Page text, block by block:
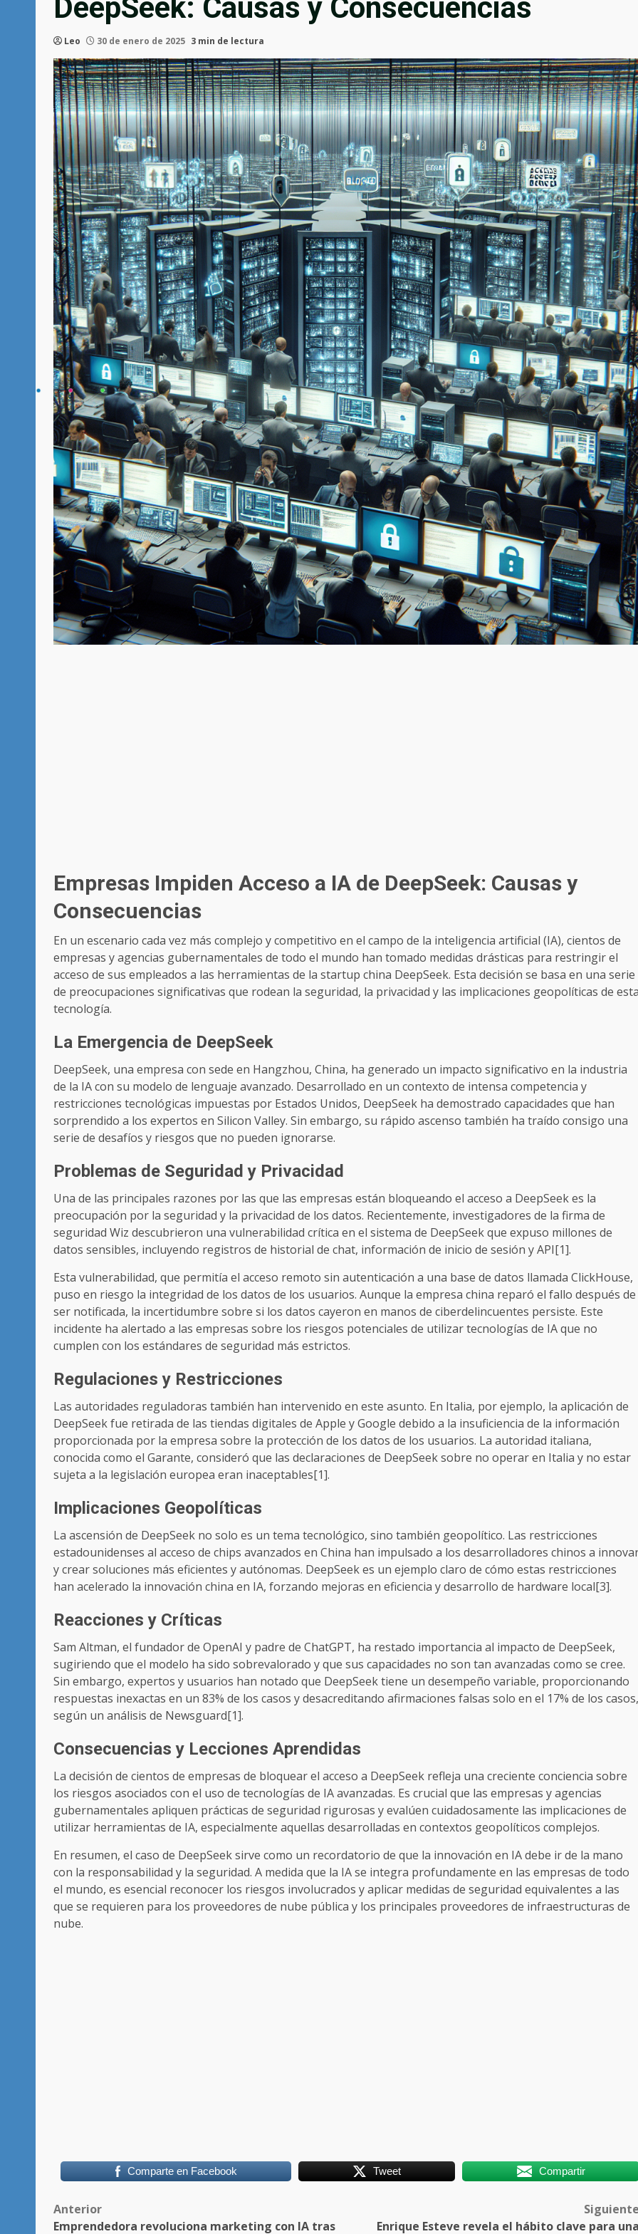
DeepSeek: Causas y Consecuencias
Leo 30 de enero de 2025 3 min de lectura
Empresas Impiden Acceso a IA de DeepSeek: Causas y
Consecuencias
En un escenario cada vez más complejo y competitivo en el campo de la inteligencia artificial (IA), cientos de
empresas y agencias gubernamentales de todo el mundo han tomado medidas drásticas para restringir el
acceso de sus empleados a las herramientas de la startup china DeepSeek. Esta decisión se basa en una serie
de preocupaciones significativas que rodean la seguridad, la privacidad y las implicaciones geopolíticas de
tecnología.
La Emergencia de DeepSeek
DeepSeek, una empresa con sede en Hangzhou, China, ha generado un impacto significativo en la industria
de la IA con su modelo de lenguaje avanzado. Desarrollado en un contexto de intensa competencia y
restricciones tecnológicas impuestas por Estados Unidos, DeepSeek ha demostrado capacidades que han
sorprendido a los expertos en Silicon Valley. Sin embargo, su rápido ascenso también ha traído consigo una
serie de desafíos y riesgos que no pueden ignorarse.
Problemas de Seguridad y Privacidad
Una de las principales razones por las que las empresas están bloqueando el acceso a DeepSeek es la
preocupación por la seguridad y la privacidad de los datos. Recientemente, investigadores de la firma de
seguridad Wiz descubrieron una vulnerabilidad crítica en el sistema de DeepSeek que expuso millones de
datos sensibles, incluyendo registros de historial de chat, información de inicio de sesión y API[1].
Esta vulnerabilidad, que permitía el acceso remoto sin autenticación a una base de datos llamada ClickHouse,
puso en riesgo la integridad de los datos de los usuarios. Aunque la empresa china reparó el fallo después de
ser notificada, la incertidumbre sobre si los datos cayeron en manos de ciberdelincuentes persiste. Este
incidente ha alertado a las empresas sobre los riesgos potenciales de utilizar tecnologías de IA que no
cumplen con los estándares de seguridad más estrictos.
Regulaciones y Restricciones
Las autoridades reguladoras también han intervenido en este asunto. En Italia, por ejemplo, la aplicación de
DeepSeek fue retirada de las tiendas digitales de Apple y Google debido a la insuficiencia de la información
proporcionada por la empresa sobre la protección de los datos de los usuarios. La autoridad italiana,
conocida como el Garante, consideró que las declaraciones de DeepSeek sobre no operar en Italia y no estar
sujeta a la legislación europea eran inaceptables[1].
Implicaciones Geopolíticas
La ascensión de DeepSeek no solo es un tema tecnológico, sino también geopolítico. Las restricciones
estadounidenses al acceso de chips avanzados en China han impulsado a los desarrolladores chinos a
y crear soluciones más eficientes y autónomas. DeepSeek es un ejemplo claro de cómo estas restricciones
han acelerado la innovación china en IA, forzando mejoras en eficiencia y desarrollo de hardware local[3].
Reacciones y Críticas
Sam Altman, el fundador de OpenAI y padre de ChatGPT, ha restado importancia al impacto de DeepSeek,
sugiriendo que el modelo ha sido sobrevalorado y que sus capacidades no son tan avanzadas como se cree.
Sin embargo, expertos y usuarios han notado que DeepSeek tiene un desempeño variable, proporcionando
respuestas inexactas en un 83% de los casos y desacreditando afirmaciones falsas solo en el 17% de los casos,
según un análisis de Newsguard[1].
Consecuencias y Lecciones Aprendidas
La decisión de cientos de empresas de bloquear el acceso a DeepSeek refleja una creciente conciencia sobre
los riesgos asociados con el uso de tecnologías de IA avanzadas. Es crucial que las empresas y agencias
gubernamentales apliquen prácticas de seguridad rigurosas y evalúen cuidadosamente las implicaciones de
utilizar herramientas de IA, especialmente aquellas desarrolladas en contextos geopolíticos complejos.
En resumen, el caso de DeepSeek sirve como un recordatorio de que la innovación en IA debe ir de la mano
con la responsabilidad y la seguridad. A medida que la IA se integra profundamente en las empresas de todo
el mundo, es esencial reconocer los riesgos involucrados y aplicar medidas de seguridad equivalentes a las
que se requieren para los proveedores de nube pública y los principales proveedores de infraestructuras de
nube.
Comparte en Facebook Tweet Compartir
Post
Anterior
Emprendedora revoluciona marketing con IA tras
Enrique Esteve revela el hábito clave para